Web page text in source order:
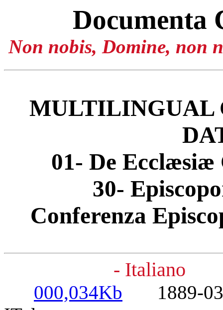
Documenta
Non nobis, Domine, non
MULTILINGUAL
01- De
30-
Conferenza
- Italiano
000,034Kb 1889-03-